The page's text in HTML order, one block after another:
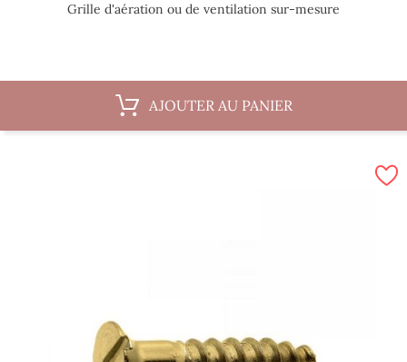
Grille d'aération ou de ventilation sur-mesure
AJOUTER AU PANIER